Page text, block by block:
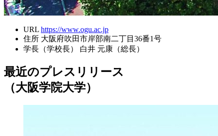
URL https://www.ogu.ac.jp
住所 大阪府吹田市岸部南二丁目36番1号
学長（学校長）
白井 元康（総長）
最近のプレスリリース
（大阪学院大学）